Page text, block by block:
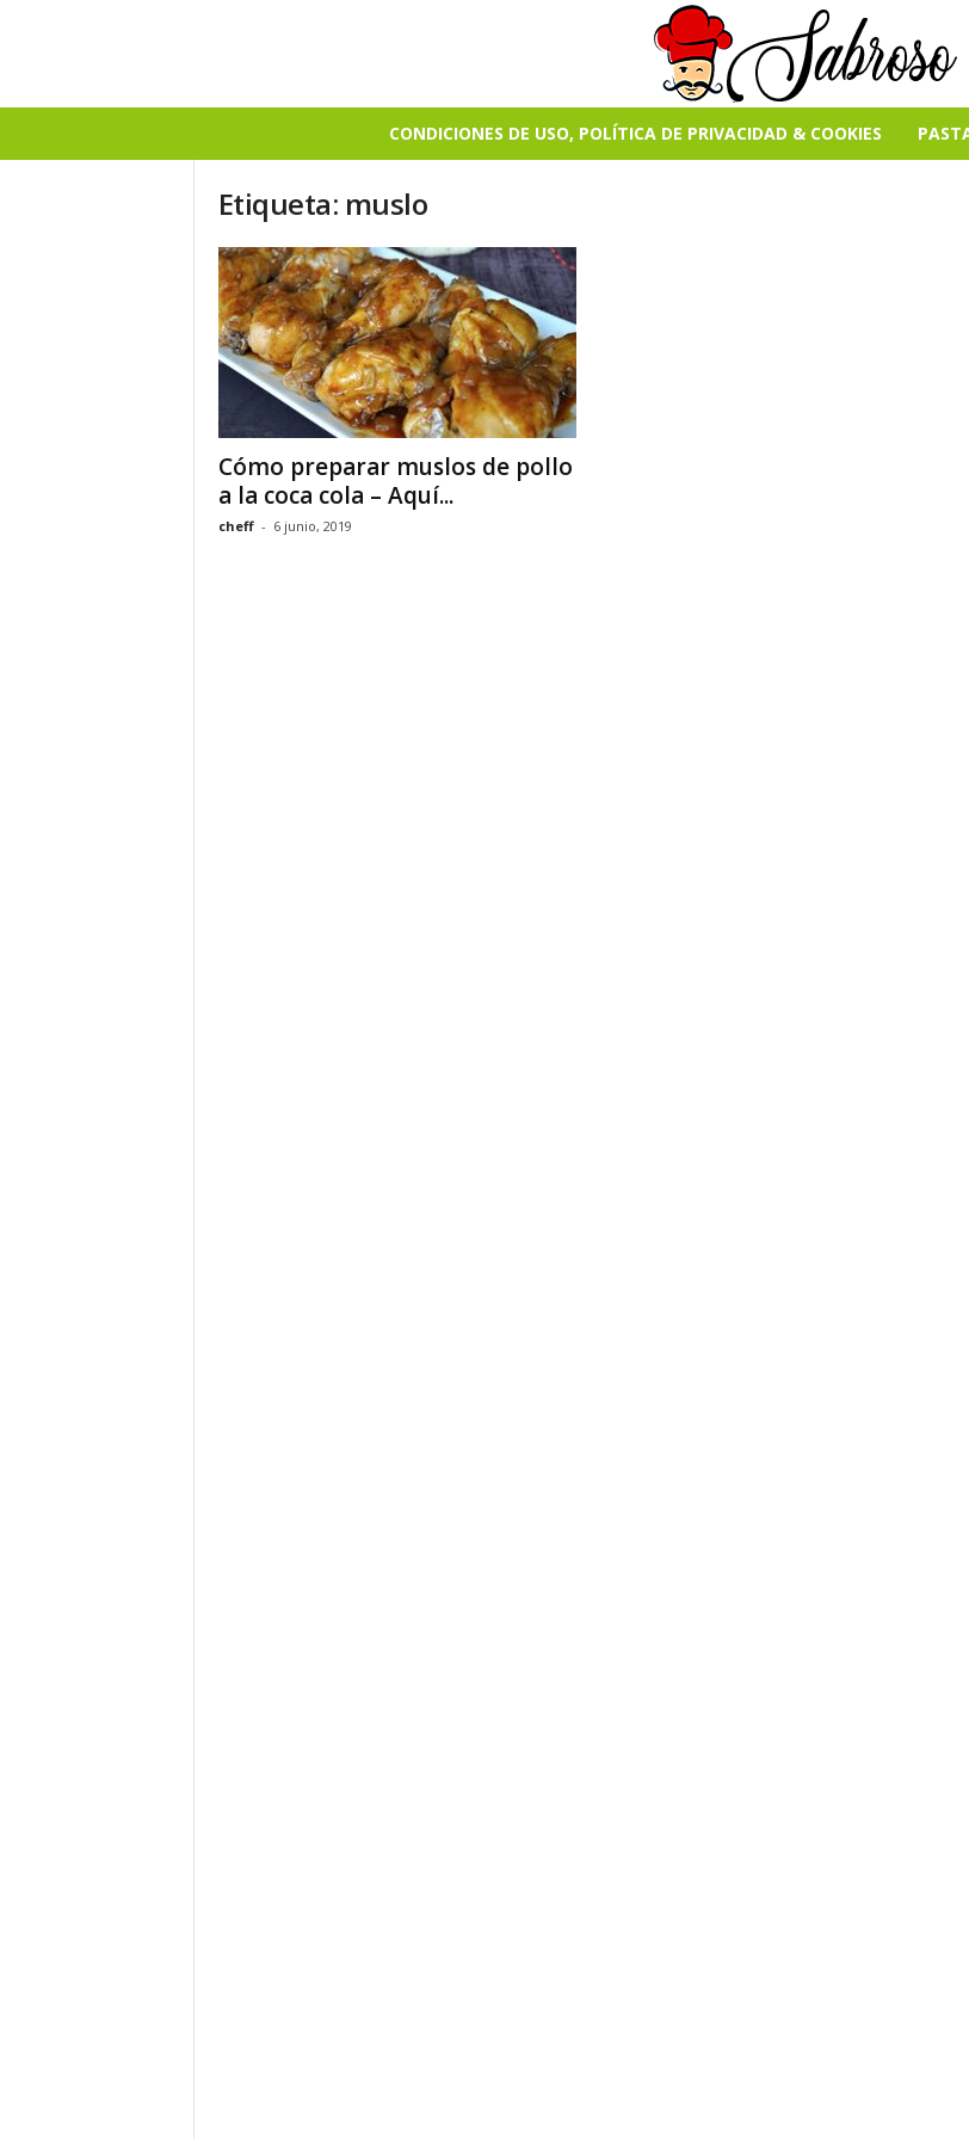
CONDICIONES DE USO, POLÍTICA DE PRIVACIDAD & COOKIES
Etiqueta: muslo
Cómo preparar muslos de pollo
a la coca cola – Aquí...
cheff - 6 junio, 2019